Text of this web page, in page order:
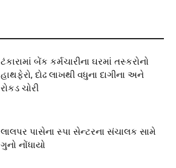
ટંકારામાં બેંક કર્મચારીના ઘરમાં તસ્કરોનો
હાથફેરો, દોઢ લાખથી વધુના દાગીના અને
રોકડ ચોરી
લાલપર પાસેના સ્પા સેન્ટરના સંચાલક સામે
ગુનો નોંધાયો